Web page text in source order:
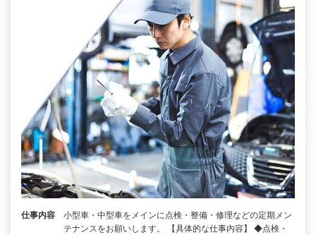
仕事内容
小型車・中型車をメインに点検・整備・修理などの定期メン
テナンスをお願いします。 【具体的な仕事内容】 ◆点検・